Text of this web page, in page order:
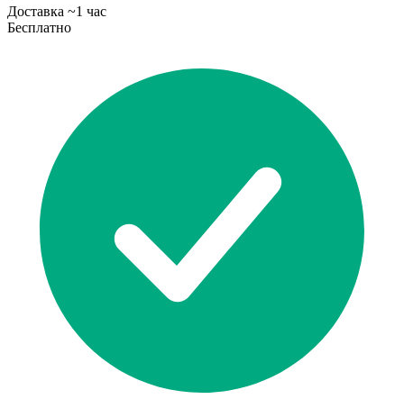
Доставка ~1 час
Бесплатно